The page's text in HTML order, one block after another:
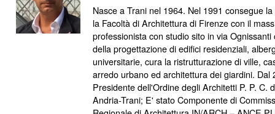
Nasce a Trani nel 1964. Nel 1991 consegue
la Facoltà di Architettura di Firenze con il
professionista con studio sito in via
della progettazione di edifici residenziali,
universitarie, cura la ristrutturazione di ville,
arredo urbano ed architettura dei giardini. Dal
Presidente dell'Ordine degli Architetti P. P. C.
Andria-Trani; E' stato Componente di